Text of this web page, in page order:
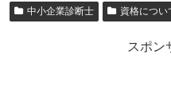
中小企業診断士 資格につい
スポン